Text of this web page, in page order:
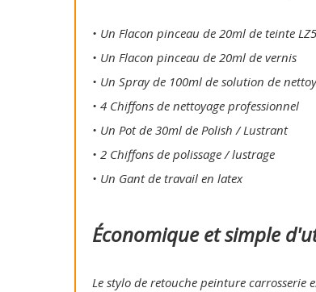
• Un Flacon pinceau de 20ml de teinte
• Un Flacon pinceau de 20ml de vernis
• Un Spray de 100ml de solution de
• 4 Chiffons de nettoyage professionnel
• Un Pot de 30ml de Polish / Lustrant
• 2 Chiffons de polissage / lustrage
• Un Gant de travail en latex
Économique et simple
Le stylo de retouche peinture carrosserie